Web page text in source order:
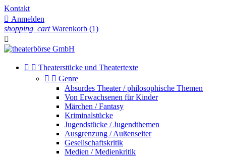
Kontakt
 Anmelden
shopping_cart Warenkorb (1)

  Theaterstücke und Theatertexte
  Genre
Absurdes Theater / philosophische Themen
Von Erwachsenen für Kinder
Märchen / Fantasy
Kriminalstücke
Jugendstücke / Jugendthemen
Ausgrenzung / Außenseiter
Gesellschaftskritik
Medien / Medienkritik